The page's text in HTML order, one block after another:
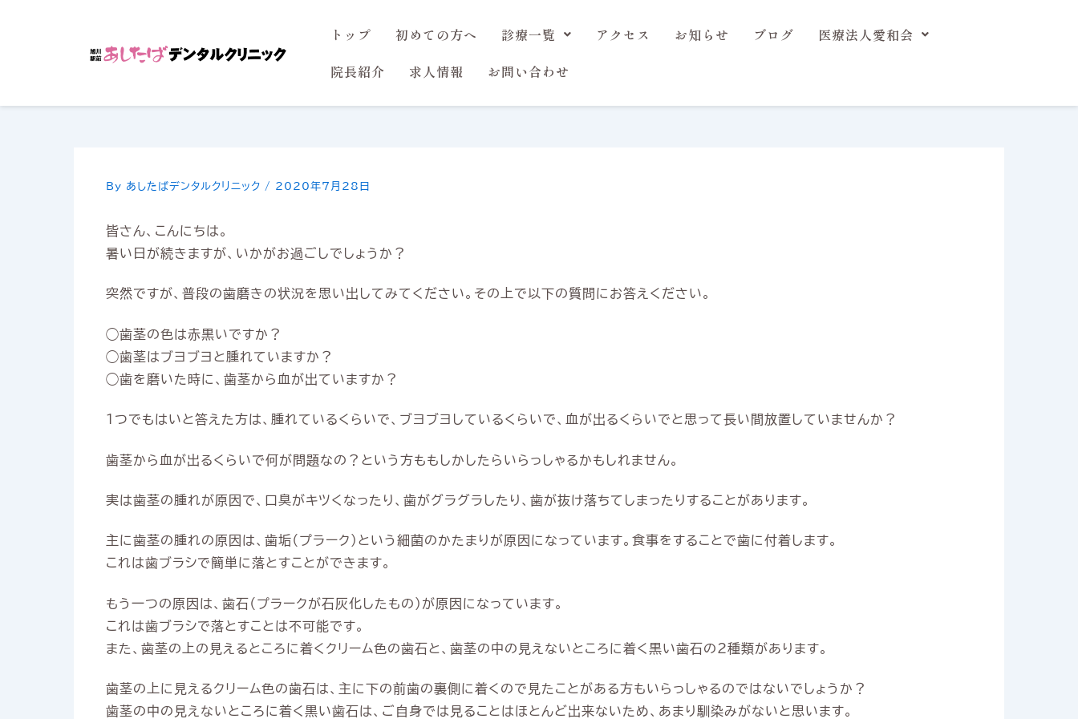
トップ 初めての方へ 診療一覧 アクセス お知らせ ブログ
医療法人愛和会
院長紹介
求人情報 お問い合わせ
By あしたばデンタルクリニック / 2020年7月28日
皆さん、こんにちは。
暑い日が続きますが、いかがお過ごしでしょうか？
突然ですが、普段の歯磨きの状況を思い出してみてください。その上で以下の質問にお答えください。
◯歯茎の色は赤黒いですか？
◯歯茎はブヨブヨと腫れていますか？
◯歯を磨いた時に、歯茎から血が出ていますか？
1つでもはいと答えた方は、腫れているくらいで、ブヨブヨしているくらいで、血が出るくらいでと思って長い間放置していませんか？
歯茎から血が出るくらいで何が問題なの？という方ももしかしたらいらっしゃるかもしれません。
実は歯茎の腫れが原因で、口臭がキツくなったり、歯がグラグラしたり、歯が抜け落ちてしまったりすることがあります。
主に歯茎の腫れの原因は、歯垢（プラーク）という細菌のかたまりが原因になっています。食事をすることで歯に付着します。
これは歯ブラシで簡単に落とすことができます。
もう一つの原因は、歯石（プラークが石灰化したもの）が原因になっています。
これは歯ブラシで落とすことは不可能です。
また、歯茎の上の見えるところに着くクリーム色の歯石と、歯茎の中の見えないところに着く黒い歯石の2種類があります。
歯茎の上に見えるクリーム色の歯石は、主に下の前歯の裏側に着くので見たことがある方もいらっしゃるのではないでしょうか？
歯茎の中の見えないところに着く黒い歯石は、ご自身では見ることはほとんど出来ないため、あまり馴染みがないと思います。